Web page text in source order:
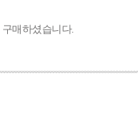
매하셨습니다.